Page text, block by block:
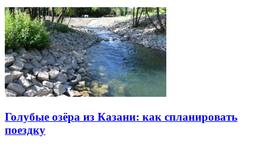
Голубые озёра из Казани: как спланировать
поездку